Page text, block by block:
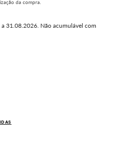
da compra.
31.08.2026. Não acumulável com